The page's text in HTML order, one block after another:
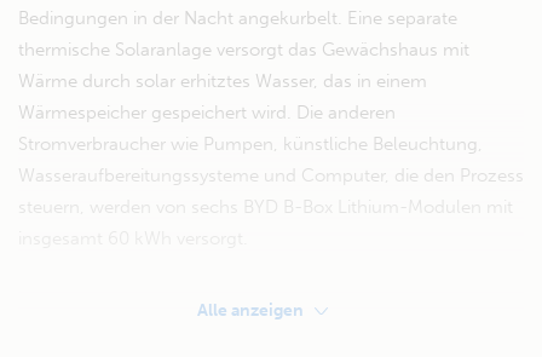
Bedingungen in der Nacht angekurbelt. Eine separate
thermische Solaranlage versorgt das Gewächshaus mit
Wärme durch solar erhitztes Wasser, das in einem
Wärmespeicher gespeichert wird. Die anderen
Stromverbraucher wie Pumpen, künstliche Beleuchtung,
Wasseraufbereitungssysteme und Computer, die den Prozess
steuern, werden von sechs BYD B-Box Lithium-Modulen mit
Alle anzeigen